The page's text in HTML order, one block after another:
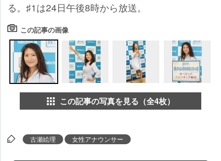
る。♯1は24日午後8時から放送。
この記事の画像
この記事の写真を見る（全4枚）
古瀬絵理 女性アナウンサー